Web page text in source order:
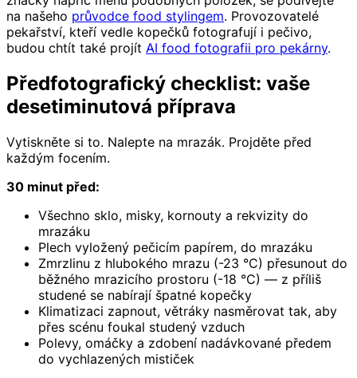
na našeho průvodce food stylingem. Provozovatelé
pekařství, kteří vedle kopečků fotografují i pečivo,
budou chtít také projít AI food fotografii pro pekárny.
Předfotografický checklist: vaše
desetiminutová příprava
Vytiskněte si to. Nalepte na mrazák. Projděte před
každým focením.
30 minut před:
Všechno sklo, misky, kornouty a rekvizity do
mrazáku
Plech vyložený pečicím papírem, do mrazáku
Zmrzlinu z hlubokého mrazu (-23 °C) přesunout do
běžného mrazicího prostoru (-18 °C) — z příliš
studené se nabírají špatné kopečky
Klimatizaci zapnout, větráky nasměrovat tak, aby
přes scénu foukal studený vzduch
Polevy, omáčky a zdobení nadávkované předem
do vychlazených mističek